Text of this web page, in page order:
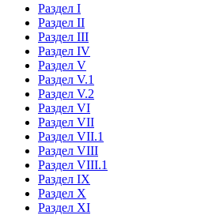
Раздел I
Раздел II
Раздел III
Раздел IV
Раздел V
Раздел V.1
Раздел V.2
Раздел VI
Раздел VII
Раздел VII.1
Раздел VIII
Раздел VIII.1
Раздел IX
Раздел X
Раздел XI